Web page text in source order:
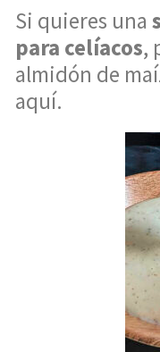
Si quieres una
para celíacos,
almidón de
aquí.